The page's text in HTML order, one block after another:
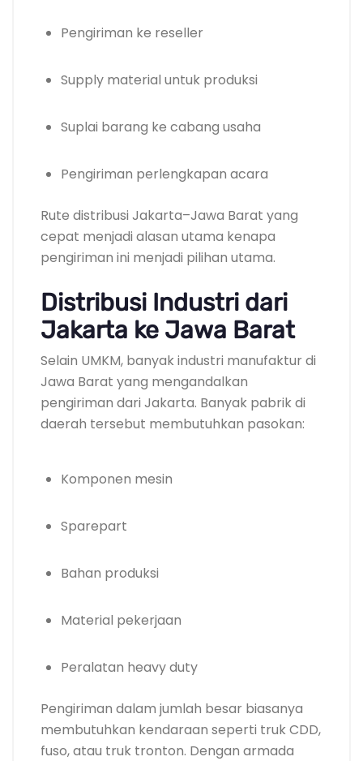
Pengiriman ke reseller
Supply material untuk produksi
Suplai barang ke cabang usaha
Pengiriman perlengkapan acara
Rute distribusi Jakarta–Jawa Barat yang
cepat menjadi alasan utama kenapa
pengiriman ini menjadi pilihan utama.
Distribusi Industri dari
Jakarta ke Jawa Barat
Selain UMKM, banyak industri manufaktur di
Jawa Barat yang mengandalkan
pengiriman dari Jakarta. Banyak pabrik di
daerah tersebut membutuhkan pasokan:
Komponen mesin
Sparepart
Bahan produksi
Material pekerjaan
Peralatan heavy duty
Pengiriman dalam jumlah besar biasanya
membutuhkan kendaraan seperti truk CDD,
fuso, atau truk tronton. Dengan armada